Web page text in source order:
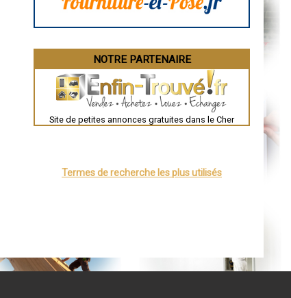
Guéret
Besançon
Évreux
Chartres
Nîmes
Auch
Orléans
Cahors
NOTRE PARTENAIRE
Site de petites annonces gratuites dans le Cher
Termes de recherche les plus utilisés